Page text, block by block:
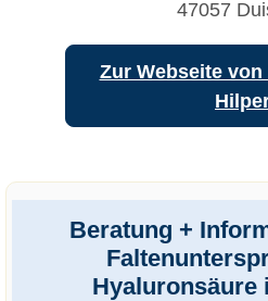
47057
Zur Webseite von
Beratung +
Hyaluronsäure